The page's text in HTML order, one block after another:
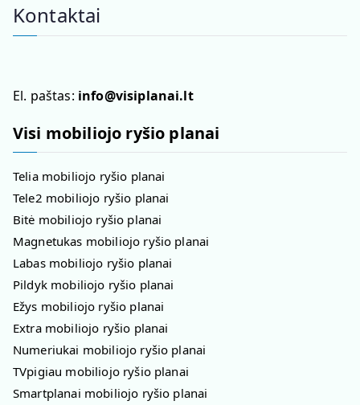
Kontaktai
El. paštas: info@visiplanai.lt
Visi mobiliojo ryšio planai
Telia mobiliojo ryšio planai
Tele2 mobiliojo ryšio planai
Bitė mobiliojo ryšio planai
Magnetukas mobiliojo ryšio planai
Labas mobiliojo ryšio planai
Pildyk mobiliojo ryšio planai
Ežys mobiliojo ryšio planai
Extra mobiliojo ryšio planai
Numeriukai mobiliojo ryšio planai
TVpigiau mobiliojo ryšio planai
Smartplanai mobiliojo ryšio planai